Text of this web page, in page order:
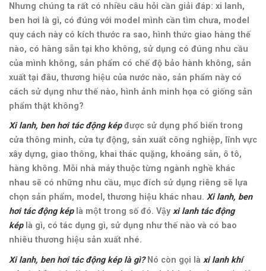
Nhưng chúng ta rất có nhiều câu hỏi cần giải đáp: xi lanh,
ben hơi là gì, có đúng với model mình cần tìm chưa, model
quy cách này có kích thước ra sao, hình thức giao hàng thế
nào, có hàng sẵn tại kho không, sử dụng có đúng nhu cầu
của mình không, sản phẩm có chế độ bảo hành không, sản
xuất tại đâu, thương hiệu của nước nào, sản phẩm này có
cách sử dụng như thế nào, hình ảnh minh họa có giống sản
phẩm thật không?
Xi lanh, ben hơi tác động kép được sử dụng phổ biến trong
cửa thông minh, cửa tự động, sản xuất công nghiệp, lĩnh vực
xây dựng, giao thông, khai thác quặng, khoáng sản, ô tô,
hàng không. Mỗi nhà máy thuộc từng ngành nghề khác
nhau sẽ có những nhu cầu, mục đích sử dụng riêng sẽ lựa
chọn sản phẩm, model, thương hiệu khác nhau. Xi lanh, ben
hơi tác động képlà một trong số đó. Vậyxi lanh tác động
képlà gì, có tác dụng gì, sử dụng như thế nào và có bao
nhiêu thương hiệu sản xuất nhé.
Xi lanh, ben hơi tác động kép là gì? Nó còn gọi là xi lanh khí